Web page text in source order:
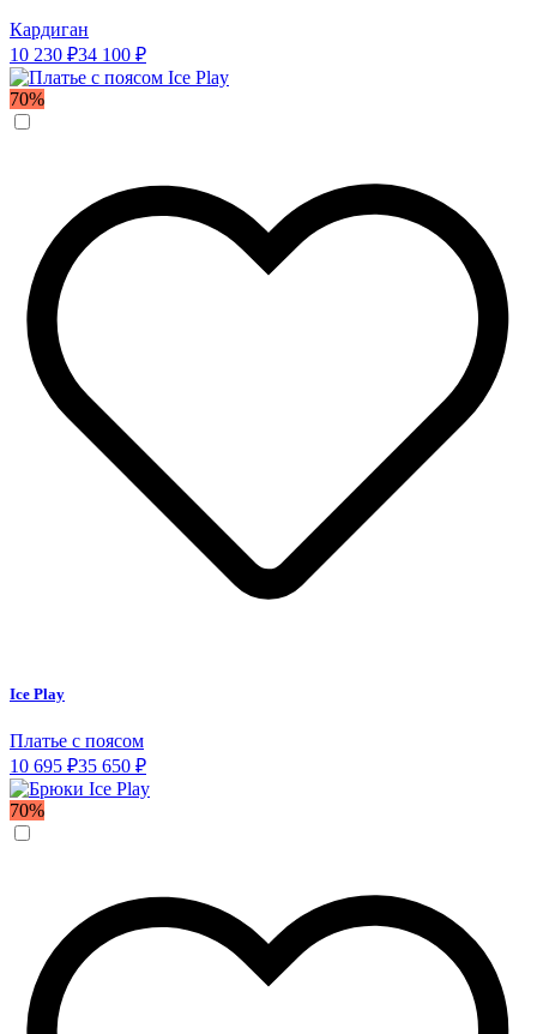
Кардиган
10 230 ₽34 100 ₽
70%
Ice Play
Платье с поясом
10 695 ₽35 650 ₽
70%